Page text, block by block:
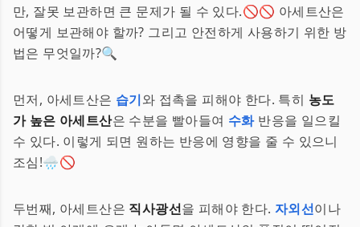
만, 잘못 보관하면 큰 문제가 될 수 있다.🚫🚫 아세트산은
어떻게 보관해야 할까? 그리고 안전하게 사용하기 위한 방
법은 무엇일까?🔍
먼저, 아세트산은 습기와 접촉을 피해야 한다. 특히 농도
가 높은 아세트산은 수분을 빨아들여 수화반응을 일으킬
수 있다. 이렇게 되면 원하는 반응에 영향을 줄 수 있으니
조심!🌧️🚫
두번째, 아세트산은 직사광선을 피해야 한다.자외선이나